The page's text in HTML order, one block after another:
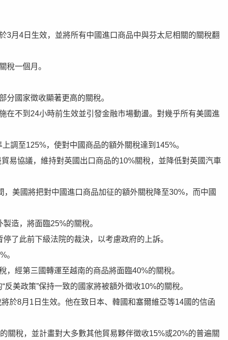
月4日生效，並將所有中國進口商品中與芬太尼相關的關稅翻
稅一個月。
國家徵收顯著更高的關稅。
不到24小時前生效並引發金融市場動盪。對幾乎所有美國進
調至125%，使對中國商品的額外關稅達到145%。
易協議，維持對英國出口商品的10%關稅，並降低對英國汽車
美國將把對中國進口商品加征的額外關稅降至30%，而中國
造，將面臨25%的關稅。
了此前下級法院的裁決，以考慮政府的上訴。
。
經第三國轉運至越南的商品將面臨40%的關稅。
美政策”保持一致的國家將被額外徵收10%的關稅。
8月1日生效。他在致日本、韓國和塞爾維亞等14國的信函
稅，並計畫對大多數其他貿易夥伴徵收15%或20%的普遍關